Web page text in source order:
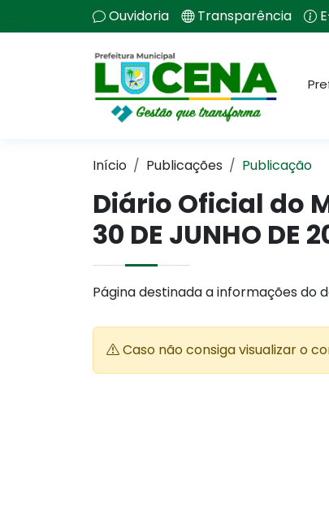
Ouvidoria Transparência
Início Publicações Publicação
Diário Oficial do
30 DE JUNHO DE
Página destinada a informações do
Caso não consiga visualizar o